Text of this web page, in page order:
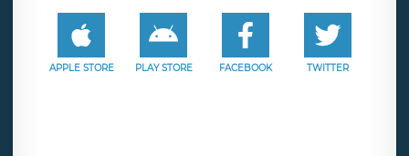
APPLE STORE PLAY STORE FACEBOOK TWITTER